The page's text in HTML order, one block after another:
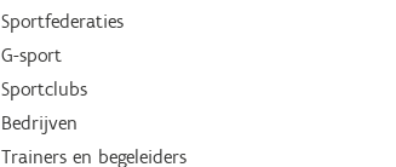
Sportfederaties
G-sport
Sportclubs
Bedrijven
Trainers en begeleiders